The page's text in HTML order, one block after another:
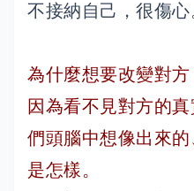
不接納自己，很傷心
為什麼想要改變對方
因為看不見對方的
們頭腦中想像出來
是怎樣。